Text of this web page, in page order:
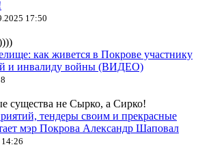
17:50
как живется в Покрове участнику
и инвалиду войны (ВИДЕО)
существа не Сырко, а Сирко!
тендеры своим и прекрасные
мэр Покрова Александр Шаповал